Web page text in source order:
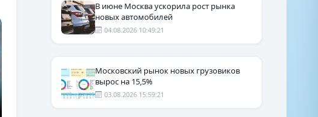
В июне Москва ускорила рост рынка
новых автомобилей
04.08.2026 10:49:21
Московский рынок новых грузовиков
вырос на 15,5%
03.08.2026 15:59:21